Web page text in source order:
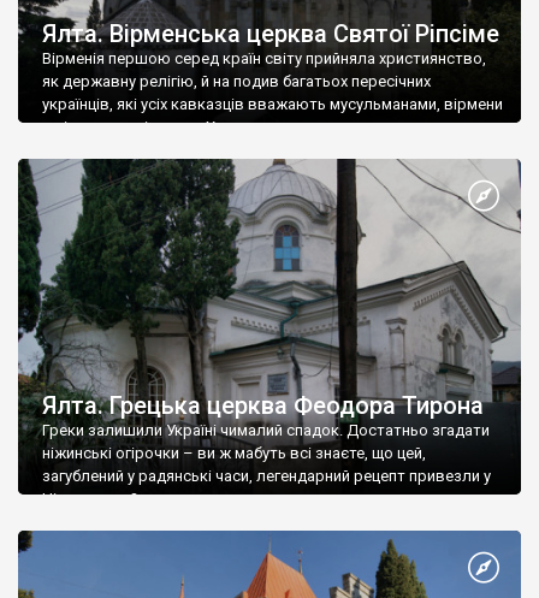
Ялта. Вірменська церква Святої Ріпсіме
Вірменія першою серед країн світу прийняла християнство,
як державну релігію, й на подив багатьох пересічних
українців, які усіх кавказців вважають мусульманами, вірмени
є відданими вірянами Христа
Ялта. Грецька церква Феодора Тирона
Греки залишили Україні чималий спадок. Достатньо згадати
ніжинські огірочки – ви ж мабуть всі знаєте, що цей,
загублений у радянські часи, легендарний рецепт привезли у
Ніжин греки?